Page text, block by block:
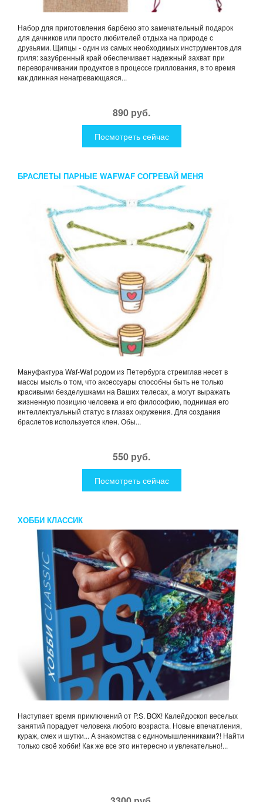
Набор для приготовления барбекю это замечательный подарок
для дачников или просто любителей отдыха на природе с
друзьями. Щипцы - один из самых необходимых инструментов для
гриля: зазубренный край обеспечивает надежный захват при
переворачивании продуктов в процессе гриллования, в то время
как длинная ненагревающаяся...
890 руб.
Посмотреть сейчас
БРАСЛЕТЫ ПАРНЫЕ WAFWAF СОГРЕВАЙ МЕНЯ
Мануфактура Waf-Waf родом из Петербурга стремглав несет в
массы мысль о том, что аксессуары способны быть не только
красивыми безделушками на Ваших телесах, а могут выражать
жизненную позицию человека и его философию, поднимая его
интеллектуальный статус в глазах окружения. Для создания
браслетов используется клен. Обы...
550 руб.
Посмотреть сейчас
ХОББИ КЛАССИК
Наступает время приключений от P.S. BOX! Калейдоскоп веселых
занятий порадует человека любого возраста. Новые впечатления,
кураж, смех и шутки... А знакомства с единомышленниками?! Найти
только своё хобби! Как же все это интересно и увлекательно!...